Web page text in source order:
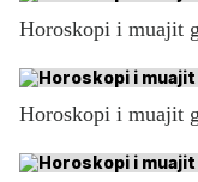
Horoskopi i muajit
Horoskopi i muajit